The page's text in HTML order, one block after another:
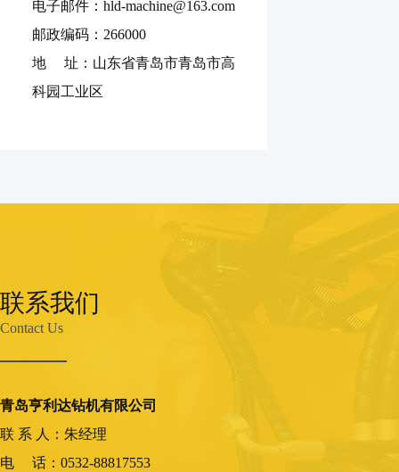
电子邮件：hld-machine@163.com
邮政编码：266000
地 址：山东省青岛市青岛市高
科园工业区
联系我们
Contact Us
青岛亨利达钻机有限公司
联 系 人：朱经理
电 话：0532-88817553